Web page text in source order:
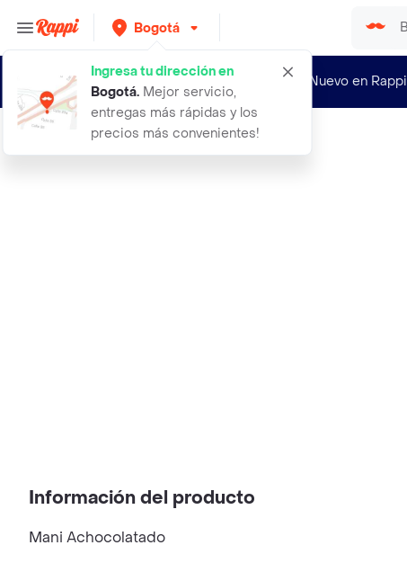
Bogotá
Ingresa tu dirección en
Bogotá. Mejor servicio,
entregas más rápidas y los
precios más convenientes!
¿Nuevo en
mani a choc olatado
Información del producto
Mani Achocolatado